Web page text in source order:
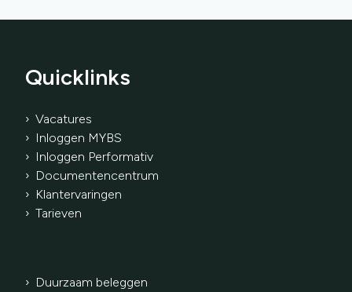
Quicklinks
› Vacatures
› Inloggen MYBS
› Inloggen Performativ
› Documentencentrum
› Klantervaringen
› Tarieven
› Duurzaam beleggen